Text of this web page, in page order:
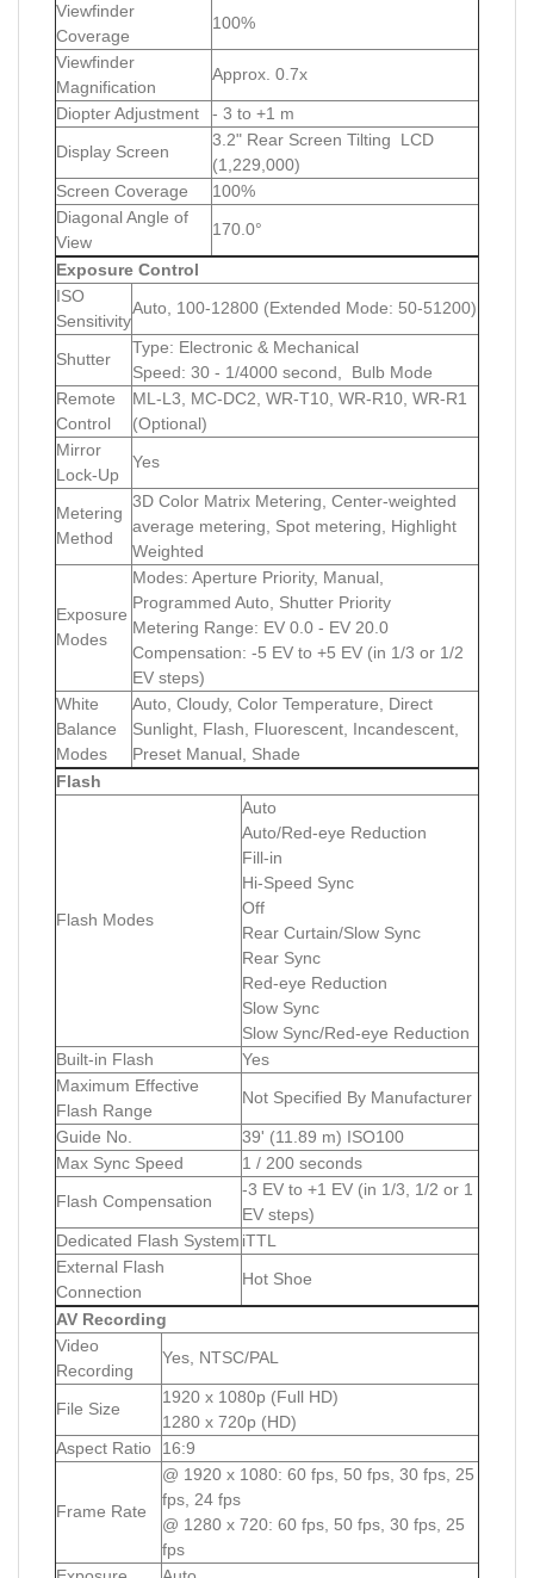
Viewfinder
Coverage
100%
Viewfinder
Magnification
Approx. 0.7x
Diopter Adjustment
- 3 to +1 m
Display Screen
3.2" Rear Screen Tilting LCD
(1,229,000)
Screen Coverage
100%
Diagonal Angle of
View
170.0°
Exposure Control
ISO
Sensitivity
Auto, 100-12800 (Extended Mode: 50-51200)
Shutter
Type: Electronic & Mechanical
Speed: 30 - 1/4000 second, Bulb Mode
Remote
Control
ML-L3, MC-DC2, WR-T10, WR-R10, WR-R1
(Optional)
Mirror
Lock-Up
Yes
Metering
Method
3D Color Matrix Metering, Center-weighted
average metering, Spot metering, Highlight
Weighted
Exposure
Modes
Modes: Aperture Priority, Manual,
Programmed Auto, Shutter Priority
Metering Range: EV 0.0 - EV 20.0
Compensation: -5 EV to +5 EV (in 1/3 or 1/2
EV steps)
White
Balance
Modes
Auto, Cloudy, Color Temperature, Direct
Sunlight, Flash, Fluorescent, Incandescent,
Preset Manual, Shade
Flash
Flash Modes
Auto
Auto/Red-eye Reduction
Fill-in
Hi-Speed Sync
Off
Rear Curtain/Slow Sync
Rear Sync
Red-eye Reduction
Slow Sync
Slow Sync/Red-eye Reduction
Built-in Flash
Yes
Maximum Effective
Flash Range
Not Specified By Manufacturer
Guide No.
39' (11.89 m) ISO100
Max Sync Speed
1 / 200 seconds
Flash Compensation
-3 EV to +1 EV (in 1/3, 1/2 or 1
EV steps)
Dedicated Flash System iTTL
External Flash
Connection
Hot Shoe
AV Recording
Video
Recording
Yes, NTSC/PAL
File Size
1920 x 1080p (Full HD)
1280 x 720p (HD)
Aspect Ratio
16:9
Frame Rate
@ 1920 x 1080: 60 fps, 50 fps, 30 fps, 25
fps, 24 fps
@ 1280 x 720: 60 fps, 50 fps, 30 fps, 25
fps